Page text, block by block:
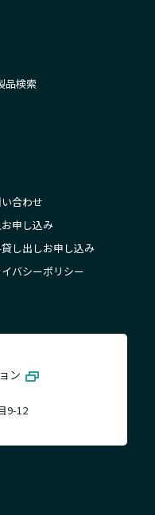
品検索
合わせ
申し込み
し出しお申し込み
バシーポリシー
ン
9-12